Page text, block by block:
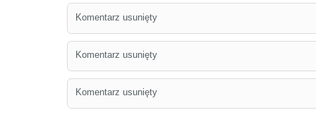
Komentarz usunięty
Komentarz usunięty
Komentarz usunięty